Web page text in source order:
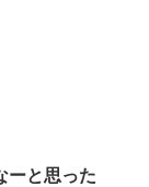
ーと思った